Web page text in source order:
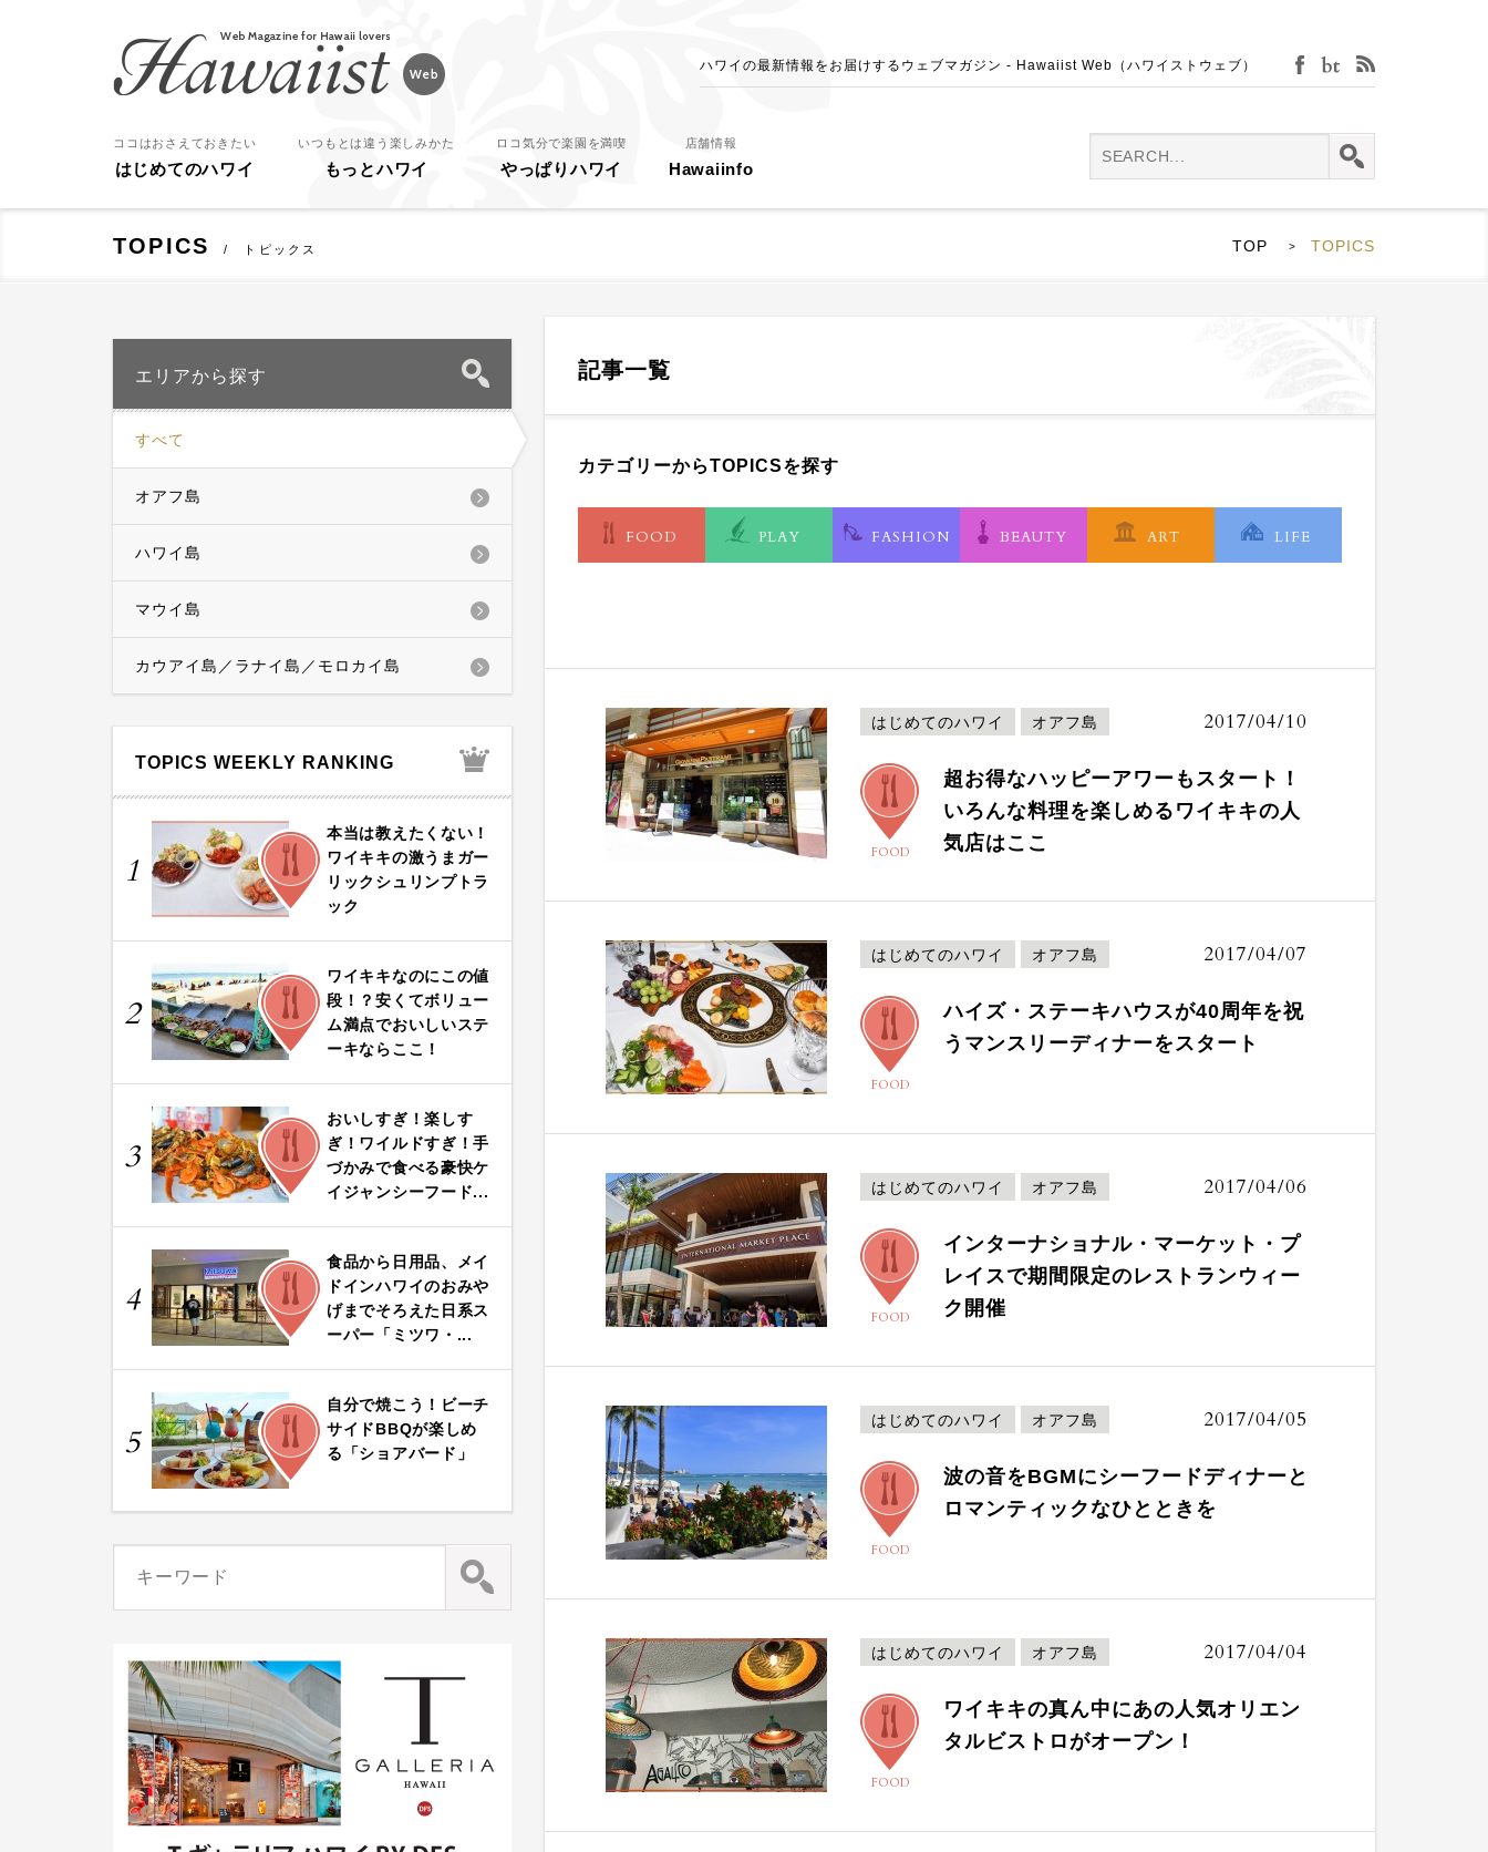
ハワイの最新情報をお届けするウェブマガジン - Hawaiist Web（ハワイストウェブ） facebookbijin-tokei
ココはおさえておきたい
はじめてのハワイ
いつもとは違う楽しみかた
もっとハワイ
ロコ気分で楽園を満喫
やっぱりハワイ
店舗情報
Hawaiinfo
TOPICS トピックス TOP > TOPICS
記事一覧
カテゴリーからTOPICSを探す
FOOD PLAY FASHION BEAUTY ART LIFE
はじめてのハワイ オアフ島 2017/04/10
FOOD
超お得なハッピーアワーもスタート！
いろんな料理を楽しめるワイキキの人
気店はここ
はじめてのハワイ オアフ島 2017/04/07
FOOD
ハイズ・ステーキハウスが40周年を祝
うマンスリーディナーをスタート
はじめてのハワイ オアフ島 2017/04/06
FOOD
インターナショナル・マーケット・プ
レイスで期間限定のレストランウィー
ク開催
はじめてのハワイ オアフ島 2017/04/05
FOOD
波の音をBGMにシーフードディナーと
ロマンティックなひとときを
はじめてのハワイ オアフ島 2017/04/04
FOOD
ワイキキの真ん中にあの人気オリエン
タルビストロがオープン！
エリアから探す
すべて
オアフ島
ハワイ島
マウイ島
カウアイ島／ラナイ島／モロカイ島
TOPICS WEEKLY RANKING
1
FOOD
本当は教えたくない！
ワイキキの激うまガー
リックシュリンプトラ
ック
2
FOOD
ワイキキなのにこの値
段！？安くてボリュー
ム満点でおいしいステ
ーキならここ！
3
FOOD
おいしすぎ！楽しす
ぎ！ワイルドすぎ！手
づかみで食べる豪快ケ
イジャンシーフード...
4
FOOD
食品から日用品、メイ
ドインハワイのおみや
げまでそろえた日系ス
ーパー「ミツワ・...
5
FOOD
自分で焼こう！ビーチ
サイドBBQが楽しめ
る「ショアバード」